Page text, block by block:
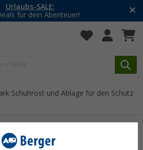
Urlaubs-SALE:
für dein Abenteuer!
Schuhrost und Ablage für den Schutz
und Ablage für den
vor Schmutz